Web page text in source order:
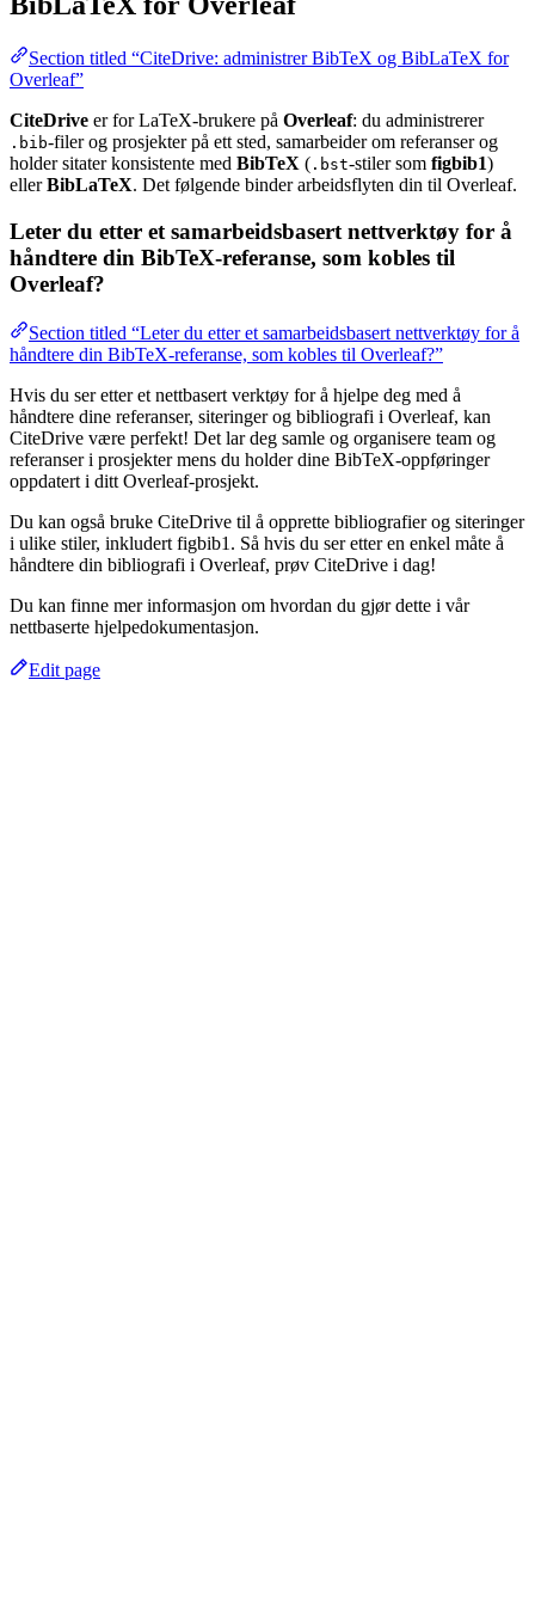
Section titled “CiteDrive: administrer BibTeX og BibLaTeX for
Overleaf”
CiteDrive er for LaTeX-brukere på Overleaf: du administrerer
.bib-filer og prosjekter på ett sted, samarbeider om referanser og
holder sitater konsistente med BibTeX ( .bst-stiler som figbib1)
ellerBibLaTeX. Det følgende binder arbeidsflyten din til Overleaf.
Leter du etter et samarbeidsbasert nettverktøy for å
håndtere din BibTeX-referanse, som kobles til
Overleaf?
Section titled “Leter du etter et samarbeidsbasert nettverktøy for å
håndtere din BibTeX-referanse, som kobles til Overleaf?”
Hvis du ser etter et nettbasert verktøy for å hjelpe deg med å
håndtere dine referanser, siteringer og bibliografi i Overleaf, kan
CiteDrive være perfekt! Det lar deg samle og organisere team og
referanser i prosjekter mens du holder dine BibTeX-oppføringer
oppdatert i ditt Overleaf-prosjekt.
Du kan også bruke CiteDrive til å opprette bibliografier og siteringer
i ulike stiler, inkludert figbib1. Så hvis du ser etter en enkel måte å
håndtere din bibliografi i Overleaf, prøv CiteDrive i dag!
Du kan finne mer informasjon om hvordan du gjør dette i vår
nettbaserte hjelpedokumentasjon.
Edit page